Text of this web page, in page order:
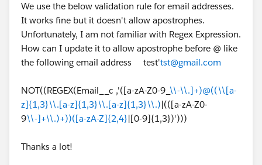
We use the below validation rule for email addresses.
It works fine but it doesn't allow apostrophes.
Unfortunately, I am not familiar with Regex Expression.
How can I update it to allow apostrophe before @ like
the following email address test'tst@gmail.com
NOT((REGEX(Email__c ,'([a-zA-Z0-9_ \\-\\.]+)@((\\[a-
z]{1,3}\\.[a-z]{1,3}\\.[a-z]{1,3}\\.)|(([a-zA-Z0-
9\\-]+\\.)+))([a-zA-Z]{2,4}|[0-9]{1,3})')))
Thanks a lot!